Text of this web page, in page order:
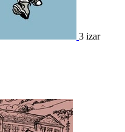
3 izar